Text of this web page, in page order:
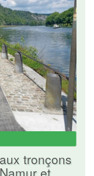
tronçons